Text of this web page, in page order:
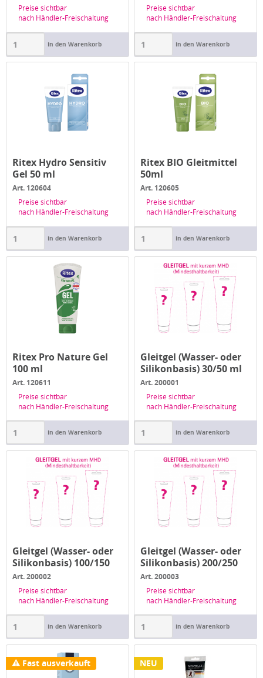
Preise sichtbar
nach Händler-Freischaltung
In den Warenkorb
Preise sichtbar
nach Händler-Freischaltung
In den Warenkorb
Ritex Hydro Sensitiv
Gel 50 ml
Art. 120604
Preise sichtbar
nach Händler-Freischaltung
In den Warenkorb
Ritex BIO Gleitmittel
50ml
Art. 120605
Preise sichtbar
nach Händler-Freischaltung
In den Warenkorb
Ritex Pro Nature Gel
100 ml
Art. 120611
Preise sichtbar
nach Händler-Freischaltung
In den Warenkorb
Gleitgel (Wasser- oder
Silikonbasis) 30/50 ml
-...
Art. 200001
Preise sichtbar
nach Händler-Freischaltung
In den Warenkorb
Gleitgel (Wasser- oder
Silikonbasis) 100/150
ml...
Art. 200002
Preise sichtbar
nach Händler-Freischaltung
In den Warenkorb
Gleitgel (Wasser- oder
Silikonbasis) 200/250
ml...
Art. 200003
Preise sichtbar
nach Händler-Freischaltung
In den Warenkorb
Fast ausverkauft NEU